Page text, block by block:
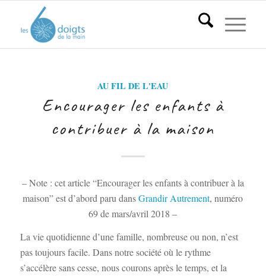
AU FIL DE L'EAU
Encourager les enfants à
contribuer à la maison
– Note : cet article “Encourager les enfants à contribuer à la
maison” est d’abord paru dansGrandir Autrement, numéro
69 de mars/avril 2018 –
La vie quotidienne d’une famille, nombreuse ou non, n’est
pas toujours facile. Dans notre société où le rythme
s’accélère sans cesse, nous courons après le temps, et la